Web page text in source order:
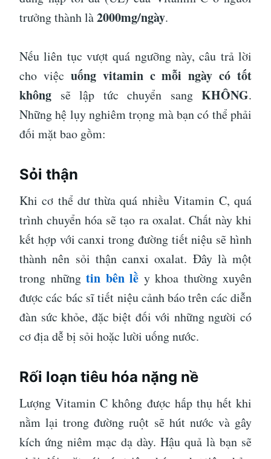
trưởng thành là2000mg/ngày.
Nếu liên tục vượt quá ngưỡng này, câu trả lời
cho việc uống vitamin c mỗi ngày có tốt
không sẽ lập tức chuyển sang KHÔNG.
Những hệ lụy nghiêm trọng mà bạn có thể phải
đối mặt bao gồm:
Sỏi thận
Khi cơ thể dư thừa quá nhiều Vitamin C, quá
trình chuyển hóa sẽ tạo ra oxalat. Chất này khi
kết hợp với canxi trong đường tiết niệu sẽ hình
thành nên sỏi thận canxi oxalat. Đây là một
trong những tin bên lề y khoa thường xuyên
được các bác sĩ tiết niệu cảnh báo trên các diễn
đàn sức khỏe, đặc biệt đối với những người có
cơ địa dễ bị sỏi hoặc lười uống nước.
Rối loạn tiêu hóa nặng nề
Lượng Vitamin C không được hấp thụ hết khi
nằm lại trong đường ruột sẽ hút nước và gây
kích ứng niêm mạc dạ dày. Hậu quả là bạn sẽ